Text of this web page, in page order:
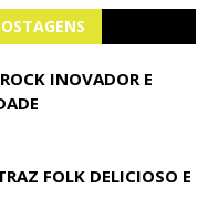
INOVADOR E
FOLK DELICIOSO E